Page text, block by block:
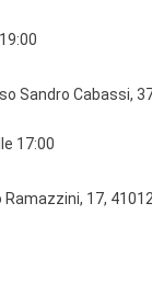
Sandro Cabassi,
17:00
17,